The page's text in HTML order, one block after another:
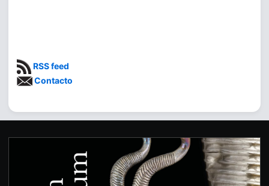
RSS feed
Contacto